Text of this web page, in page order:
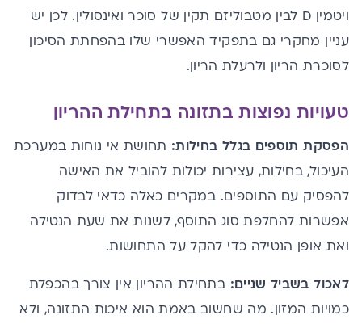
ויטמין D לבין מטבוליזם תקין של סוכר ואינסולין. לכן יש
עניין מחקרי גם בתפקיד האפשרי שלו בהפחתת הסיכון
לסוכרת הריון ולרעלת הריון.
טעויות נפוצות בתזונה בתחילת ההריון
הפסקת תוספים בגלל בחילות: תחושת אי נוחות במערכת
העיכול, בחילות, עצירות יכולות להוביל את האישה
להפסיק עם התוספים. במקרים כאלה כדאי לבדוק
אפשרות להחלפת סוג התוסף, לשנות את שעת הנטילה
ואת אופן הנטילה כדי להקל על התחושות.
לאכול בשביל שניים: בתחילת ההריון אין צורך בהכפלת
כמויות המזון. מה שחשוב באמת הוא איכות התזונה, ולא